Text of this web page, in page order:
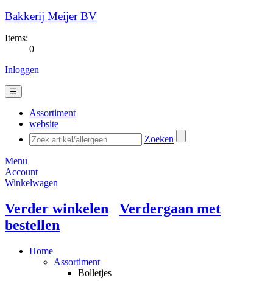
Bakkerij Meijer BV
Items:
0
Inloggen
☰
Assortiment
website
Zoeken
Menu
Account
Winkelwagen
Verder winkelen
Verdergaan met
bestellen
Home
Assortiment
Bolletjes